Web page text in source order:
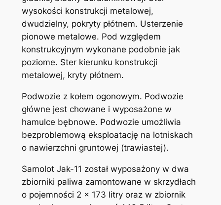
wysokości konstrukcji metalowej,
dwudzielny, pokryty płótnem. Usterzenie
pionowe metalowe. Pod względem
konstrukcyjnym wykonane podobnie jak
poziome. Ster kierunku konstrukcji
metalowej, kryty płótnem.
Podwozie z kołem ogonowym. Podwozie
główne jest chowane i wyposażone w
hamulce bębnowe. Podwozie umożliwia
bezproblemową eksploatację na lotniskach
o nawierzchni gruntowej (trawiastej).
Samolot Jak-11 został wyposażony w dwa
zbiorniki paliwa zamontowane w skrzydłach
o pojemności 2 x 173 litry oraz w zbiornik